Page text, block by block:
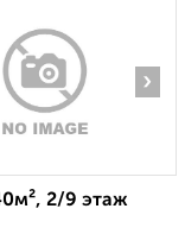
›
2/9 этаж